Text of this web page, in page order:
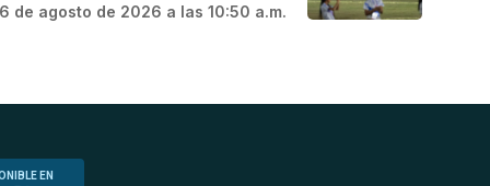
6 de agosto de 2026 a las 10:50 a.m.
EN